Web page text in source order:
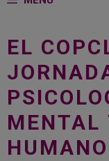
EL
MENTAL